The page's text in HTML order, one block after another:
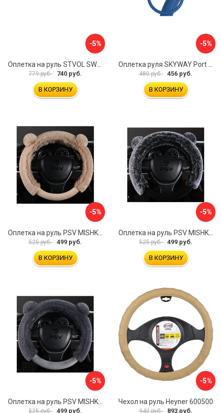
-5%
779 руб. 740 руб.
В КОРЗИНУ
-5%
480 руб. 456 руб.
В КОРЗИНУ
-5%
Оплетка на руль PSV MISHKA Premium 136099
525 руб. 499 руб.
В КОРЗИНУ
-5%
Оплетка на руль PSV MISHKA Premium 136095
525 руб. 499 руб.
В КОРЗИНУ
-5%
525 руб. 499 руб.
-5%
Чехол на руль Heyner 600500
940 руб. 893 руб.